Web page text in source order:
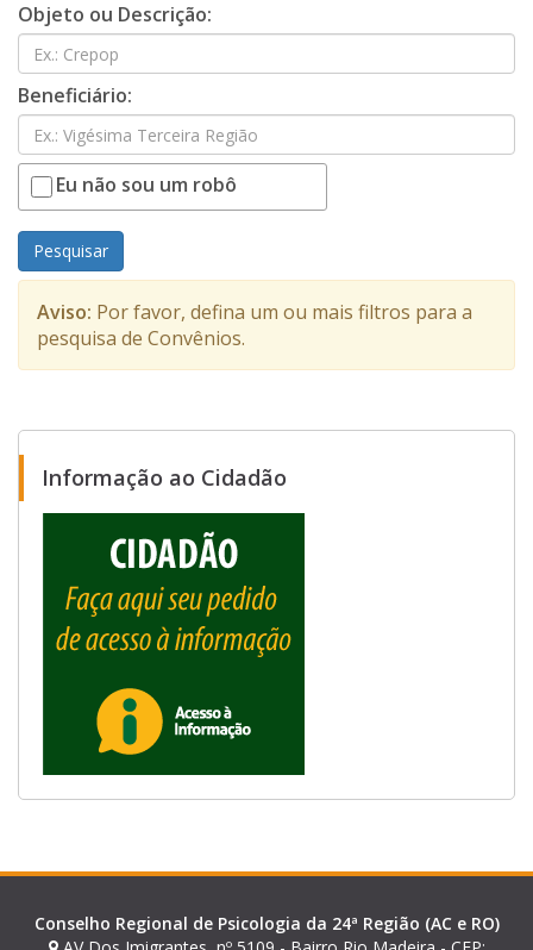
Objeto ou Descrição:
Beneficiário:
Eu não sou um robô
Pesquisar
Aviso: Por favor, defina um ou mais filtros para a
pesquisa de Convênios.
Informação ao Cidadão
Conselho Regional de Psicologia da 24ª Região (AC e RO)